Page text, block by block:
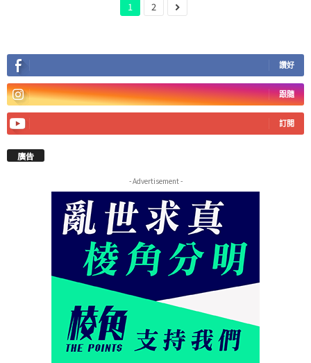
1 2
讚好
跟隨
訂閱
廣告
- Advertisement -